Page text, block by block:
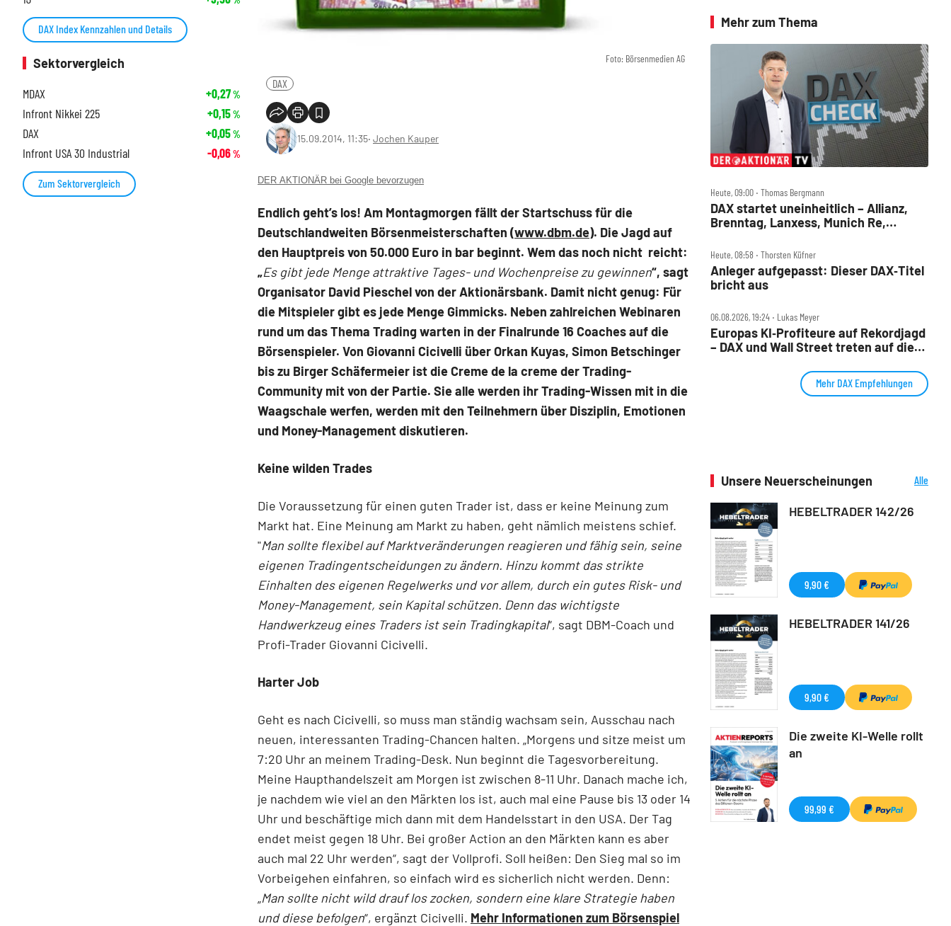
Foto: Börsenmedien AG
DAX
15.09.2014, 11:35‧ Jochen Kauper
DER AKTIONÄR bei Google bevorzugen
Endlich geht’s los! Am Montagmorgen fällt der Startschuss für die
Deutschlandweiten Börsenmeisterschaften (www.dbm.de). Die Jagd auf
den Hauptpreis von 50.000 Euro in bar beginnt. Wem das noch nicht reicht:
„Es gibt jede Menge attraktive Tages- und Wochenpreise zu gewinnen“, sagt
Organisator David Pieschel von der Aktionärsbank. Damit nicht genug: Für
die Mitspieler gibt es jede Menge Gimmicks. Neben zahlreichen Webinaren
rund um das Thema Trading warten in der Finalrunde 16 Coaches auf die
Börsenspieler. Von Giovanni Cicivelli über Orkan Kuyas, Simon Betschinger
bis zu Birger Schäfermeier ist die Creme de la creme der Trading-
Community mit von der Partie. Sie alle werden ihr Trading-Wissen mit in die
Waagschale werfen, werden mit den Teilnehmern über Disziplin, Emotionen
und Money-Management diskutieren.
Keine wilden Trades
Die Voraussetzung für einen guten Trader ist, dass er keine Meinung zum
Markt hat. Eine Meinung am Markt zu haben, geht nämlich meistens schief.
"Man sollte flexibel auf Marktveränderungen reagieren und fähig sein, seine
eigenen Tradingentscheidungen zu ändern. Hinzu kommt das strikte
Einhalten des eigenen Regelwerks und vor allem, durch ein gutes Risk- und
Money-Management, sein Kapital schützen. Denn das wichtigste
Handwerkzeug eines Traders ist sein Tradingkapital“, sagt DBM-Coach und
Profi-Trader Giovanni Cicivelli.
Harter Job
Geht es nach Cicivelli, so muss man ständig wachsam sein, Ausschau nach
neuen, interessanten Trading-Chancen halten. „Morgens und sitze meist um
7:20 Uhr an meinem Trading-Desk. Nun beginnt die Tagesvorbereitung.
Meine Haupthandelszeit am Morgen ist zwischen 8-11 Uhr. Danach mache ich,
je nachdem wie viel an den Märkten los ist, auch mal eine Pause bis 13 oder 14
Uhr und beschäftige mich dann mit dem Handelsstart in den USA. Der Tag
endet meist gegen 18 Uhr. Bei großer Action an den Märkten kann es aber
auch mal 22 Uhr werden“, sagt der Vollprofi. Soll heißen: Den Sieg mal so im
Vorbeigehen einfahren, so einfach wird es sicherlich nicht werden. Denn:
„Man sollte nicht wild drauf los zocken, sondern eine klare Strategie haben
und diese befolgen“, ergänzt Cicivelli. Mehr Informationen zum Börsenspiel
DAX Index Kennzahlen und Details
Sektorvergleich
MDAX
+0,27%
Infront Nikkei 225 +0,15%
DAX +0,05%
Infront USA 30 Industrial -0,06%
Zum Sektorvergleich
Mehr zum Thema
Heute, 09:00 ‧ Thomas Bergmann
DAX startet uneinheitlich – Allianz,
Brenntag, Lanxess, Munich Re,
Heute, 08:58 ‧ Thorsten Küfner
Anleger aufgepasst: Dieser DAX‑Titel
bricht aus
06.08.2026, 19:24 ‧ Lukas Meyer
Europas KI‑Profiteure auf Rekordjagd
– DAX und Wall Street treten auf die
Mehr DAX Empfehlungen
Unsere Neuerscheinungen
Alle
HEBELTRADER 142/26
9,90 €
HEBELTRADER 141/26
9,90 €
Die zweite KI-Welle rollt
an
99,99 €